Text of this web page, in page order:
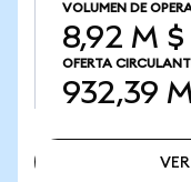
VOLUMEN DE
8,92 M $
OFERTA
932,39